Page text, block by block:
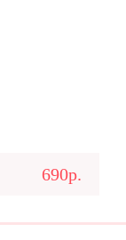
690р.